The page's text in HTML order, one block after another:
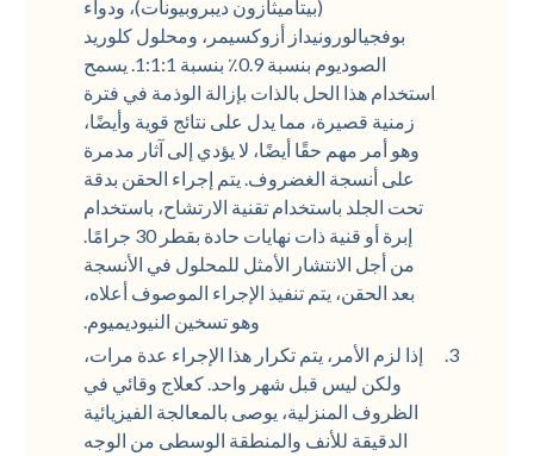
(بيتاميثازون ديبروبيونات)، ودواء
بوفجيالورونيداز أزوكسيمر، ومحلول كلوريد
الصوديوم بنسبة 0.9٪ بنسبة 1:1:1. يسمح
استخدام هذا الحل بالذات بإزالة الوذمة في فترة
زمنية قصيرة، مما يدل على نتائج قوية وأيضًا،
وهو أمر مهم حقًا أيضًا، لا يؤدي إلى آثار مدمرة
على أنسجة الغضروف. يتم إجراء الحقن بدقة
تحت الجلد باستخدام تقنية الارتشاح، باستخدام
إبرة أو قنية ذات نهايات حادة بقطر 30 جرامًا.
من أجل الانتشار الأمثل للمحلول في الأنسجة
بعد الحقن، يتم تنفيذ الإجراء الموصوف أعلاه،
وهو تسخين النيوديميوم.
إذا لزم الأمر، يتم تكرار هذا الإجراء عدة مرات،
ولكن ليس قبل شهر واحد. كعلاج وقائي في
الظروف المنزلية، يوصى بالمعالجة الفيزيائية
الدقيقة للأنف والمنطقة الوسطى من الوجه